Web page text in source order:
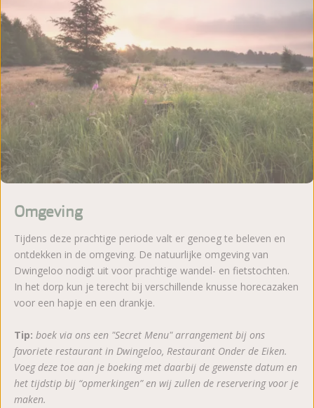
Omgeving
Tijdens deze prachtige periode valt er genoeg te beleven en
ontdekken in de omgeving. De natuurlijke omgeving van
Dwingeloo nodigt uit voor prachtige wandel- en fietstochten.
In het dorp kun je terecht bij verschillende knusse horecazaken
voor een hapje en een drankje.
Tip: boek via ons een "Secret Menu" arrangement bij ons
favoriete restaurant in Dwingeloo, Restaurant Onder de Eiken.
Voeg deze toe aan je boeking met daarbij de gewenste datum en
het tijdstip bij “opmerkingen” en wij zullen de reservering voor je
maken.